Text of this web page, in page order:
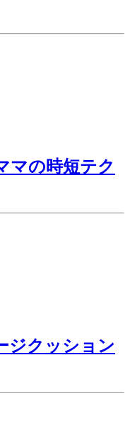
マの時短テク
ジクッション